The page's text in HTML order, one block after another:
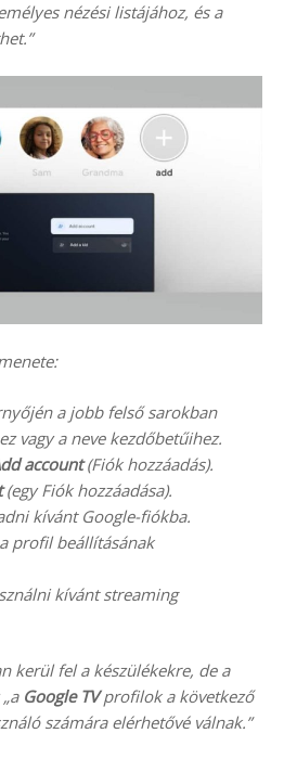
nézési listájához, és a
a jobb felső sarokban
vagy a neve kezdőbetűihez.
account(Fiók hozzáadás).
(egy Fiók hozzáadása).
kívánt Google-fiókba.
profil beállításának
kívánt streaming
kerül fel a készülékekre, de a
Google TVprofilok a következő
számára elérhetővé válnak.”